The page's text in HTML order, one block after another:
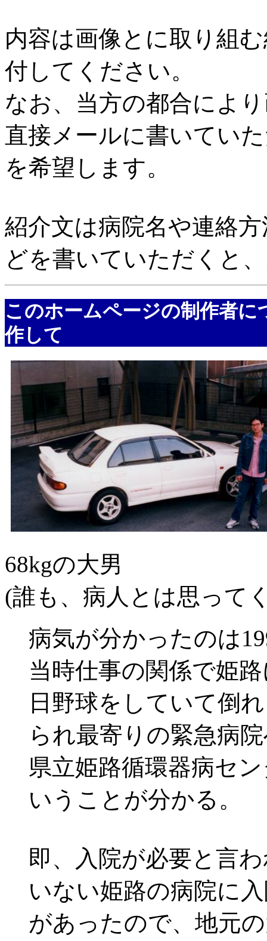
内容は画像とに取り組
付してください。
なお、当方の都合によ
直接メールに書いてい
を希望します。
紹介文は病院名や連絡
どを書いていただくと
このホームページの制作者
作して
68kgの大男
(誰も、病人とは思って
病気が分かったのは
当時仕事の関係で姫
日野球をしていて倒
られ最寄りの緊急病
県立姫路循環器病セ
いうことが分かる。
即、入院が必要と言
いない姫路の病院に
があったので、地元